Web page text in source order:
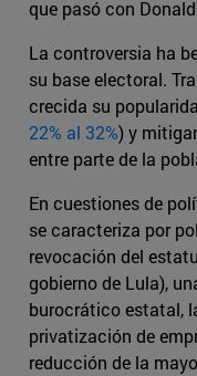
que pasó con
La controversia ha
su base electoral.
crecida su
22% al 32%) y
entre parte de la
En cuestiones de
se caracteriza por
revocación del
gobierno de Lula),
burocrático estatal,
privatización de
reducción de la